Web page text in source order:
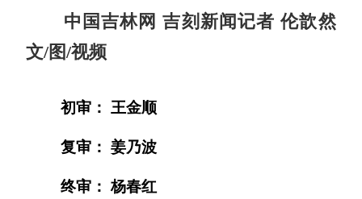
中国吉林网 吉刻新闻记者 伦歆然
文/图/视频
初审： 王金顺
复审： 姜乃波
终审： 杨春红